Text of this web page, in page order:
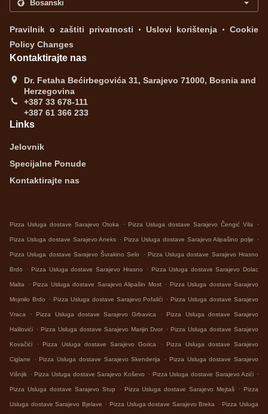
Pravilnik o zaštiti privatnosti . Uslovi korištenja . Cookie
Policy Changes
Kontaktirajte nas
Dr. Fetaha Bećirbegovića 31, Sarajevo 71000, Bosnia and
Herzegovina
+387 33 678-111
+387 61 366 233
Links
Jelovnik
Specijalne Ponude
Kontaktirajte nas
Pizza Usluga dostave Sarajevo Otoka . Pizza Usluga dostave Sarajevo Čengić Vila .
Pizza Usluga dostave Sarajevo Aneks . Pizza Usluga dostave Sarajevo Alipašino polje .
Pizza Usluga dostave Sarajevo Švrakino Selo . Pizza Usluga dostave Sarajevo Hrasno
Brdo . Pizza Usluga dostave Sarajevo Hrasno . Pizza Usluga dostave Sarajevo Dolac
Malta . Pizza Usluga dostave Sarajevo Alipašin Most . Pizza Usluga dostave Sarajevo
Mojmilo Brdo . Pizza Usluga dostave Sarajevo Pofalići . Pizza Usluga dostave Sarajevo
Vraca . Pizza Usluga dostave Sarajevo Grbavica . Pizza Usluga dostave Sarajevo
Halilovići . Pizza Usluga dostave Sarajevo Marijin Dvor . Pizza Usluga dostave Sarajevo
Kovačići . Pizza Usluga dostave Sarajevo Gorica . Pizza Usluga dostave Sarajevo
Ciglane . Pizza Usluga dostave Sarajevo Skenderija . Pizza Usluga dostave Sarajevo
Višnjik . Pizza Usluga dostave Sarajevo Koševo . Pizza Usluga dostave Sarajevo Azići .
Pizza Usluga dostave Sarajevo Stup . Pizza Usluga dostave Sarajevo Mejtaš . Pizza
Usluga dostave Sarajevo Bjelave . Pizza Usluga dostave Sarajevo Breka . Pizza Usluga